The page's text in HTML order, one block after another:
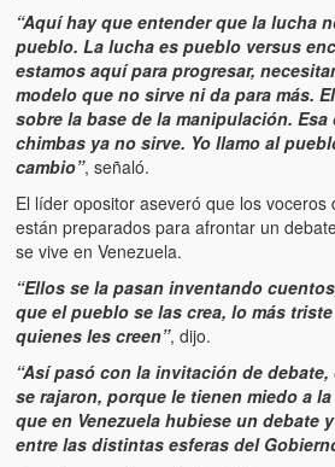
Luis y El Mono… en armas (Luis
Puente Llaguno, Miraflores… ¿y
Radio Emisoras y canales de
de Chávez hasta el 2009
Victimas del 11 de abril de 2002
Víctimas del régimen dictatorial de
poder hasta el 31 de diciembre de
Víctimas inocentes de la violencia
1992
¡¡¡Miserable traidor, mira a tu
your country!!!)
“Aquí hay que entender que la lucha
pueblo. La lucha es pueblo versus
estamos aquí para progresar,
modelo que no sirve ni da para más.
sobre la base de la manipulación.
chimbas ya no sirve. Yo llamo al
cambio”, señaló.
El líder opositor aseveró que los voceros
están preparados para afrontar un
se vive en Venezuela.
“Ellos se la pasan inventando
que el pueblo se las crea, lo más
quienes les creen”, dijo.
“Así pasó con la invitación de
se rajaron, porque le tienen miedo a
que en Venezuela hubiese un debate
entre las distintas esferas del